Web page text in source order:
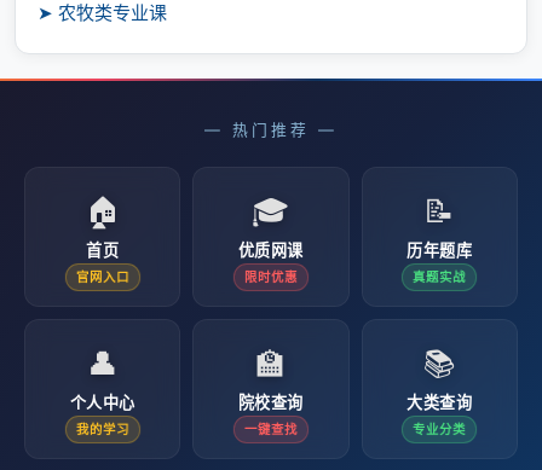
➤ 农牧类专业课
— 热门推荐 —
🏠
首页
官网入口
🎓
优质网课
限时优惠
📝
历年题库
真题实战
👤
个人中心
我的学习
🏫
院校查询
一键查找
📚
大类查询
专业分类